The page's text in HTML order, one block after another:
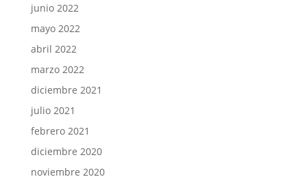
junio 2022
mayo 2022
abril 2022
marzo 2022
diciembre 2021
julio 2021
febrero 2021
diciembre 2020
noviembre 2020